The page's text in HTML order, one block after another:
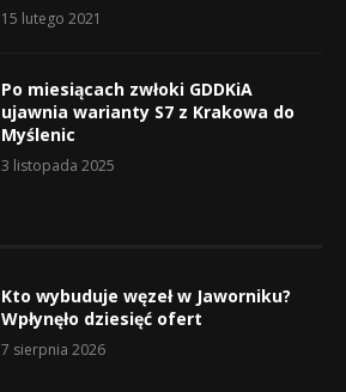
15 lutego 2021
Po miesiącach zwłoki GDDKiA
ujawnia warianty S7 z Krakowa do
Myślenic
3 listopada 2025
Kto wybuduje węzeł w Jaworniku?
Wpłynęło dziesięć ofert
7 sierpnia 2026